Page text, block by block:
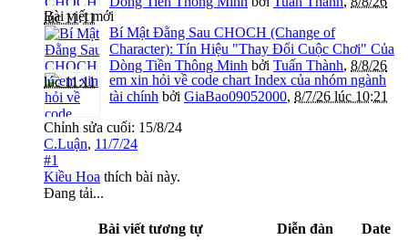
lúc 11:11
Bài viết mới
Bí Mật Đằng Sau CHOCH (Change of
Character): Tín Hiệu "Thay Đổi Cuộc Chơi" Của
Dòng Tiền Thông Minh bởi Tuấn Thành, 8/8/26
lúc 11:11
em xin hỏi về code chart Index của nhóm ngành
tài chính bởi GiaBao09052000, 8/7/26 lúc 10:21
Chỉnh sửa cuối: 15/8/24
C.Luận, 11/7/24
#1
Kiều Hoa thích bài này.
Đang tải...
Bài viết tương tự Diễn đàn
Date